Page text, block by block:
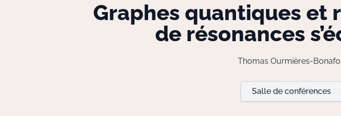
Graphes quantiques et
de résonances
Thomas Ourmières-
Salle de conférences